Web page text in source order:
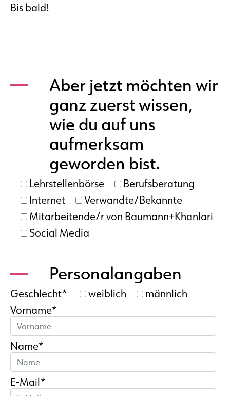
Bis bald!
Aber jetzt möchten wir
ganz zuerst wissen,
wie du auf uns
aufmerksam
geworden bist.
Lehrstellenbörse
Berufsberatung
Internet
Verwandte/Bekannte
Mitarbeitende/r von Baumann+Khanlari
Social Media
Personalangaben
Geschlecht* weiblich
männlich
Vorname*
Name*
E-Mail*